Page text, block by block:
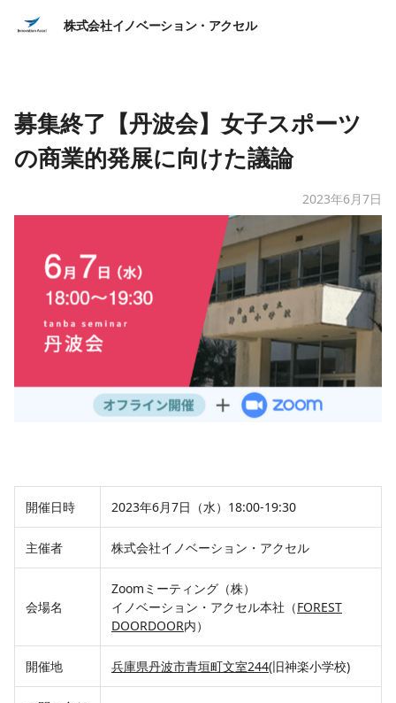
株式会社イノベーション・アクセル
募集終了【丹波会】女子スポーツ
の商業的発展に向けた議論
2023年6月7日
開催日時 2023年6月7日（水）18:00-19:30
主催者 株式会社イノベーション・アクセル
会場名
Zoomミーティング（株）
イノベーション・アクセル本社（FOREST
DOORDOOR内）
開催地 兵庫県丹波市青垣町文室244(旧神楽小学校)